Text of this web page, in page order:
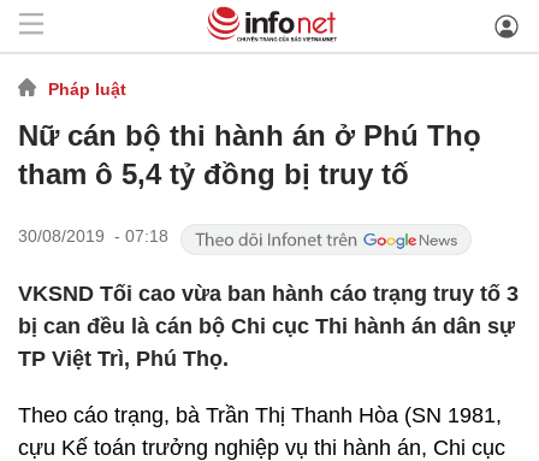
Pháp luật
Nữ cán bộ thi hành án ở Phú Thọ
tham ô 5,4 tỷ đồng bị truy tố
30/08/2019 - 07:18
VKSND Tối cao vừa ban hành cáo trạng truy tố 3
bị can đều là cán bộ Chi cục Thi hành án dân sự
TP Việt Trì, Phú Thọ.
Theo cáo trạng, bà Trần Thị Thanh Hòa (SN 1981,
cựu Kế toán trưởng nghiệp vụ thi hành án, Chi cục